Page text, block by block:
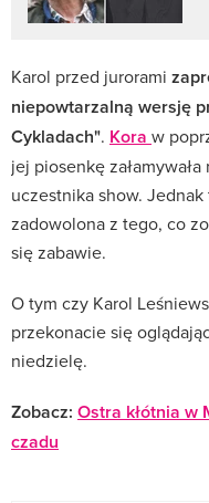
Karol przed jurorami
niepowtarzalną wersję
Cykladach". Kora w
jej piosenkę
uczestnika show.
zadowolona z tego, co
się zabawie.
O tym czy Karol
przekonacie się
niedzielę.
Zobacz: Ostra kłótnia w
czadu